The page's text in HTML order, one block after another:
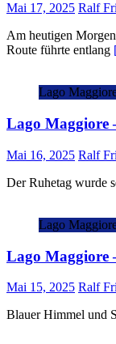
Mai 17, 2025 Ralf
Am heutigen
Route führte entlang
Lago
Lago Maggiore
Mai 16, 2025 Ralf
Der Ruhetag wurde
Lago
Lago Maggiore
Mai 15, 2025 Ralf
Blauer Himmel und